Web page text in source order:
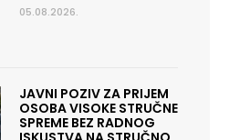
05.08.2026.
JAVNI POZIV ZA PRIJEM
OSOBA VISOKE STRUČNE
SPREME BEZ RADNOG